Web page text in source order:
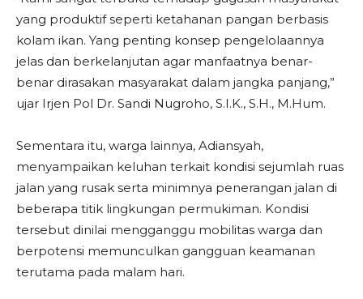
yang produktif seperti ketahanan pangan berbasis
kolam ikan. Yang penting konsep pengelolaannya
jelas dan berkelanjutan agar manfaatnya benar-
benar dirasakan masyarakat dalam jangka panjang,”
ujar Irjen Pol Dr. Sandi Nugroho, S.I.K., S.H., M.Hum.
Sementara itu, warga lainnya, Adiansyah,
menyampaikan keluhan terkait kondisi sejumlah ruas
jalan yang rusak serta minimnya penerangan jalan di
beberapa titik lingkungan permukiman. Kondisi
tersebut dinilai mengganggu mobilitas warga dan
berpotensi memunculkan gangguan keamanan
terutama pada malam hari.